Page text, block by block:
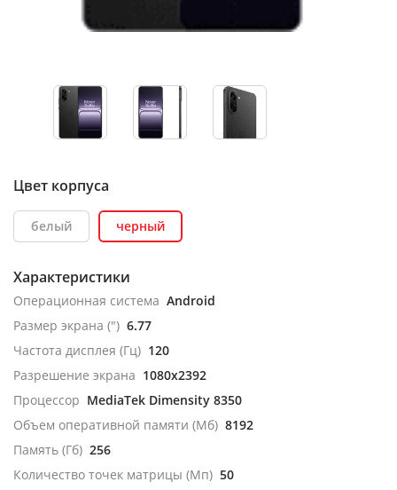
Цвет корпуса
белый черный
Характеристики
Операционная система Android
Размер экрана (") 6.77
Частота дисплея (Гц) 120
Разрешение экрана 1080x2392
Процессор MediaTek Dimensity 8350
Объем оперативной памяти (Мб) 8192
Память (Гб) 256
Количество точек матрицы (Мп) 50